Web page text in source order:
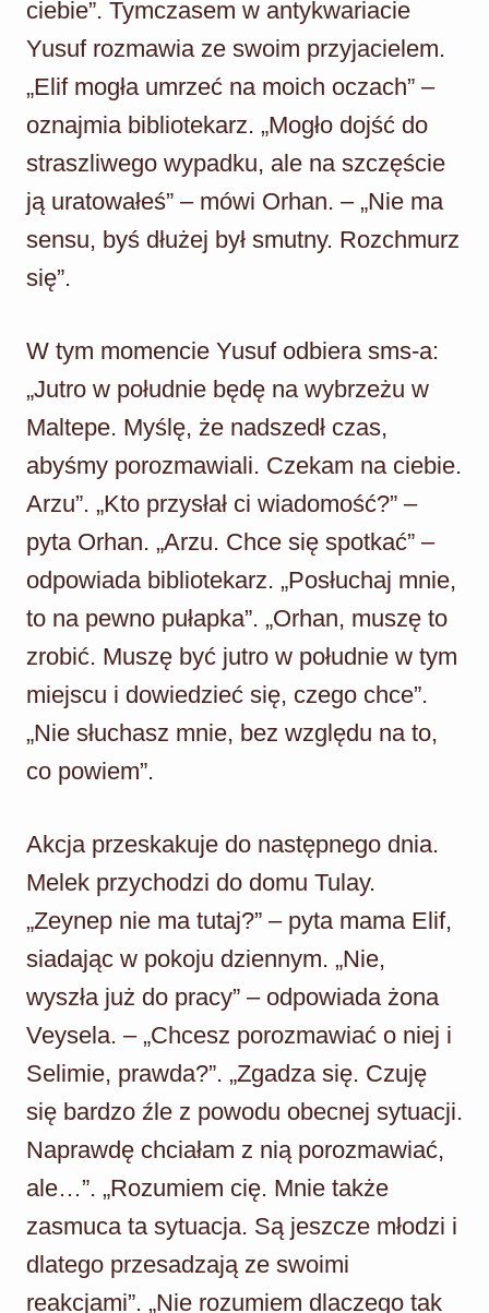
ciebie”. Tymczasem w antykwariacie
Yusuf rozmawia ze swoim przyjacielem.
„Elif mogła umrzeć na moich oczach” –
oznajmia bibliotekarz. „Mogło dojść do
straszliwego wypadku, ale na szczęście
ją uratowałeś” – mówi Orhan. – „Nie ma
sensu, byś dłużej był smutny. Rozchmurz
się”.
W tym momencie Yusuf odbiera sms-a:
„Jutro w południe będę na wybrzeżu w
Maltepe. Myślę, że nadszedł czas,
abyśmy porozmawiali. Czekam na ciebie.
Arzu”. „Kto przysłał ci wiadomość?” –
pyta Orhan. „Arzu. Chce się spotkać” –
odpowiada bibliotekarz. „Posłuchaj mnie,
to na pewno pułapka”. „Orhan, muszę to
zrobić. Muszę być jutro w południe w tym
miejscu i dowiedzieć się, czego chce”.
„Nie słuchasz mnie, bez względu na to,
co powiem”.
Akcja przeskakuje do następnego dnia.
Melek przychodzi do domu Tulay.
„Zeynep nie ma tutaj?” – pyta mama Elif,
siadając w pokoju dziennym. „Nie,
wyszła już do pracy” – odpowiada żona
Veysela. – „Chcesz porozmawiać o niej i
Selimie, prawda?”. „Zgadza się. Czuję
się bardzo źle z powodu obecnej sytuacji.
Naprawdę chciałam z nią porozmawiać,
ale…”. „Rozumiem cię. Mnie także
zasmuca ta sytuacja. Są jeszcze młodzi i
dlatego przesadzają ze swoimi
reakcjami”. „Nie rozumiem dlaczego tak